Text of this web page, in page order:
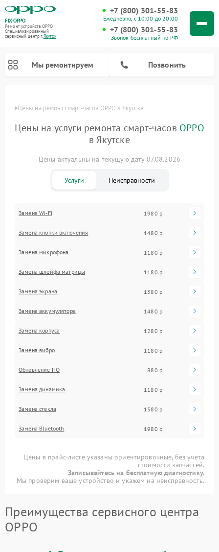
FIX-OPPO
Ремонт устройств OPPO
Специализированный
cервисный центр г.Якутск
+7 (800) 301-55-83
Ежедневно, с 10:00 до 20:00
+7 (800) 301-55-83
Звонок бесплатный по РФ
Мы ремонтируем Позвонить
Цены на ремонт смарт-часов OPPO в Якутске
Цены на услуги ремонта смарт-часов OPPO
в Якутске
Цены актуальны на текущую дату 07.08.2026
Услуги Неисправности
Замена Wi-Fi 1980 р
Замена кнопки включения 1480 р
Замена микрофона 1180 р
Замена шлейфа матрицы 1180 р
Замена экрана 1380 р
Замена аккумулятора 1480 р
Замена корпуса 1280 р
Замена вибро 1180 р
Обновление ПО 880 р
Замена динамика 1180 р
Замена стекла 1580 р
Замена Bluetooth 1980 р
Цены в прайс-листе указаны ориентировочные, без учета
стоимости запчастей.
Записывайтесь на бесплатную диагностику.
Мы проверим ваше устройство и укажем на неисправность.
Преимущества сервисного центра
OPPO